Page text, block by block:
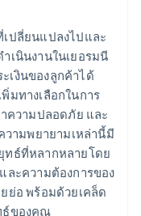
ปลี่ยนแปลงไปและ
เนินงานในเยอรมนี
เงินของลูกค้าได้
มทางเลือกในการ
าความปลอดภัย และ
วามพยายามเหล่านี้มี
ทธ์ที่หลากหลายโดย
ละความต้องการของ
ย่อ พร้อมด้วยเคล็ด
ธ์ของคุณ